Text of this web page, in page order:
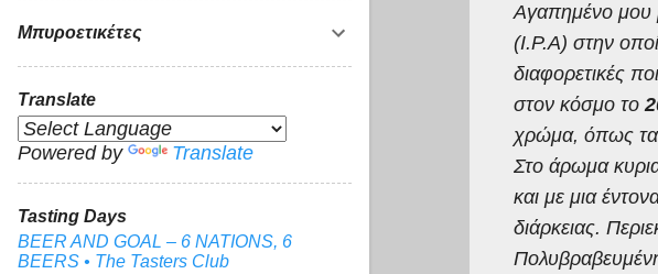
Αγαπημένο μου
(I.P.A) στην
διαφορετικές
στον κόσμο το
χρώμα, όπως
Στο άρωμα
και με μια
διάρκειας.
Μπυροετικέτες
Translate
Powered by Translate
Tasting Days
BEER AND GOAL – 6 NATIONS, 6
BEERS • The Tasters Club